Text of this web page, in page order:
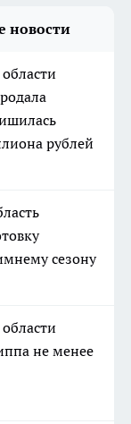
новости
рублей
сезону
не менее